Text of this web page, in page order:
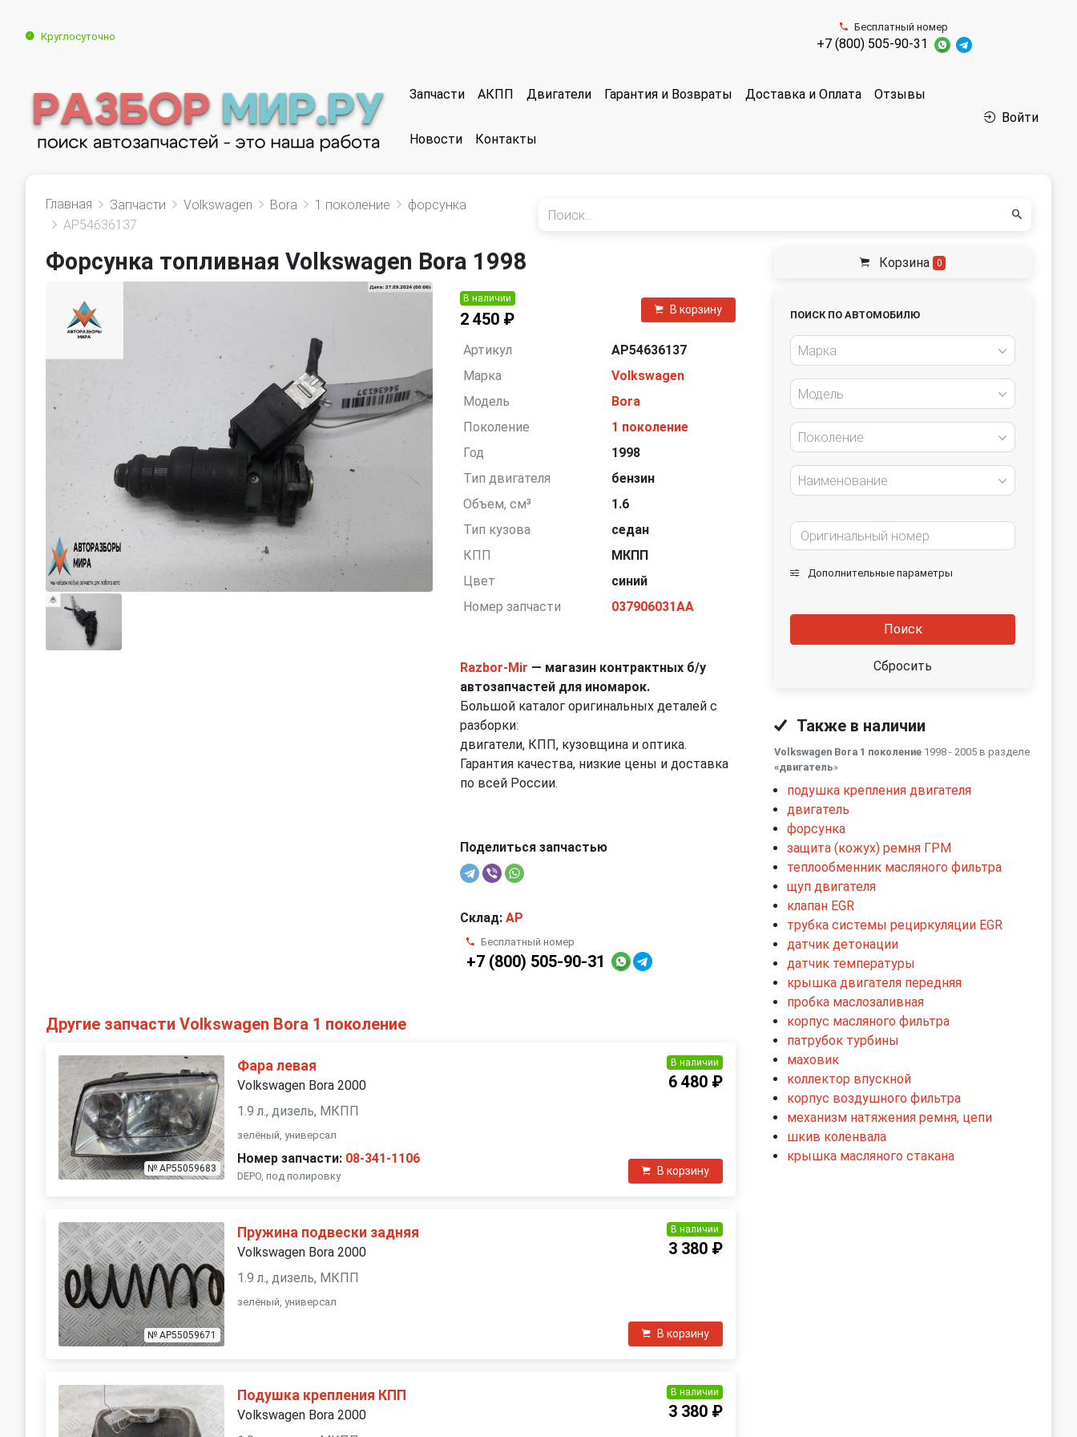
Круглосуточно
Бесплатный номер
+7 (800) 505-90-31
Запчасти АКПП Двигатели Гарантия и Возвраты Доставка и Оплата Отзывы
Новости Контакты
Войти
Главная Запчасти Volkswagen Bora 1 поколение
форсунка
AP54636137
Форсунка топливная Volkswagen Bora 1998
В наличии
2 450 ₽
В корзину
Артикул
AP54636137
Марка
Volkswagen
Модель
Bora
Поколение
1 поколение
Год
1998
Тип двигателя
бензин
Объем, см³
1.6
Тип кузова
седан
КПП
МКПП
Цвет
синий
Номер запчасти
037906031AA
Razbor-Mir — магазин контрактных б/у
автозапчастей для иномарок.
Большой каталог оригинальных деталей с
разборки:
двигатели, КПП, кузовщина и оптика.
Гарантия качества, низкие цены и доставка
по всей России.
Поделиться запчастью
Склад: AP
Бесплатный номер
+7 (800) 505-90-31
Другие запчасти Volkswagen Bora 1 поколение
№ AP55059683
Фара левая
Volkswagen Bora 2000
1.9 л., дизель, МКПП
зелёный, универсал
Номер запчасти: 08-341-1106
DEPO, под полировку
В наличии
6 480 ₽
В корзину
№ AP55059671
Пружина подвески задняя
Volkswagen Bora 2000
1.9 л., дизель, МКПП
зелёный, универсал
В наличии
3 380 ₽
В корзину
Подушка крепления КПП
Volkswagen Bora 2000
В наличии
3 380 ₽
Корзина 0
ПОИСК ПО АВТОМОБИЛЮ
Марка
Модель
Поколение
Наименование
Дополнительные параметры
Поиск
Сбросить
Также в наличии
Volkswagen Bora 1 поколение 1998 - 2005 в разделе
«двигатель»
подушка крепления двигателя
двигатель
форсунка
защита (кожух) ремня ГРМ
теплообменник масляного фильтра
щуп двигателя
клапан EGR
трубка системы рециркуляции EGR
датчик детонации
датчик температуры
крышка двигателя передняя
пробка маслозаливная
корпус масляного фильтра
патрубок турбины
маховик
коллектор впускной
корпус воздушного фильтра
механизм натяжения ремня, цепи
шкив коленвала
крышка масляного стакана